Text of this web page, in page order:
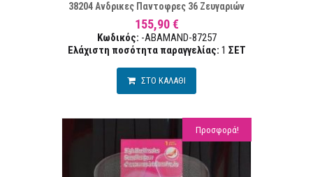
38204 Ανδρικες Παντοφρες 36 Ζευγαριών
155,90 €
Κωδικός: -ABAMAND-87257
Ελάχιστη ποσότητα παραγγελίας: 1 ΣΕΤ
ΣΤΟ ΚΑΛΑΘΙ
Προσφορά!